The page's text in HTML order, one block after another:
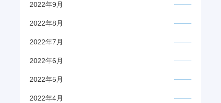
2022年9月
2022年8月
2022年7月
2022年6月
2022年5月
2022年4月